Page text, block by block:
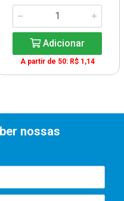
Adicionar
A partir de 50: R$ 1,14
nossas